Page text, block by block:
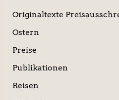
Originaltexte
Ostern
Preise
Publikationen
Reisen